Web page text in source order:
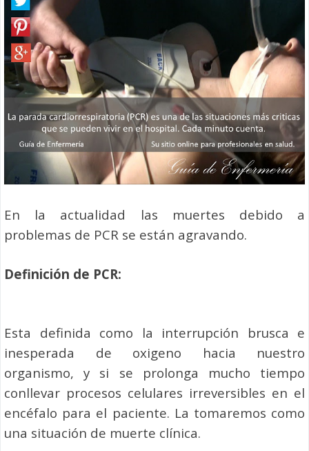
En la actualidad las muertes debido a
problemas de PCR se están agravando.
Definición de PCR:
Esta definida como la interrupción brusca e
inesperada de oxigeno hacia nuestro
organismo, y si se prolonga mucho tiempo
conllevar procesos celulares irreversibles en el
encéfalo para el paciente. La tomaremos como
una situación de muerte clínica.